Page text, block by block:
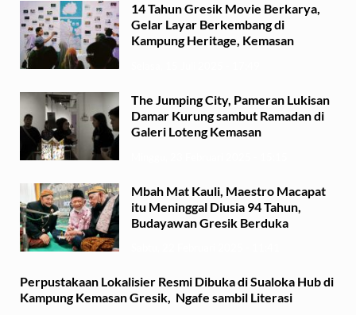
14 Tahun Gresik Movie Berkarya,
Gelar Layar Berkembang di
Kampung Heritage, Kemasan
The Jumping City, Pameran Lukisan
Damar Kurung sambut Ramadan di
Galeri Loteng Kemasan
Mbah Mat Kauli, Maestro Macapat
itu Meninggal Diusia 94 Tahun,
Budayawan Gresik Berduka
Perpustakaan Lokalisier Resmi Dibuka di Sualoka Hub di
Kampung Kemasan Gresik, Ngafe sambil Literasi